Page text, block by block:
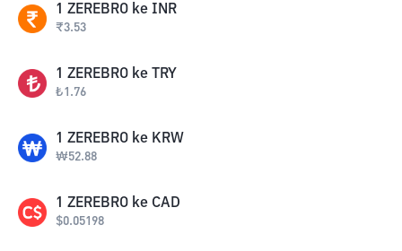
1 ZEREBRO ke INR
₹3.53
1 ZEREBRO ke TRY
₺1.76
1 ZEREBRO ke KRW
₩52.88
1 ZEREBRO ke CAD
$0.05198